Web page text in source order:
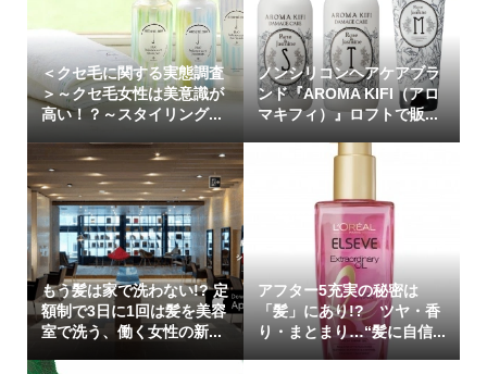
＜クセ毛に関する実態調査
＞～クセ毛女性は美意識が
高い！？～スタイリング...
ノンシリコンヘアケアブラ
ンド『AROMA KIFI（アロ
マキフィ）』ロフトで販...
もう髪は家で洗わない!? 定
額制で3日に1回は髪を美容
室で洗う、働く女性の新...
アフター5充実の秘密は
「髪」にあり!? ツヤ・香
り・まとまり…“髪に自信...